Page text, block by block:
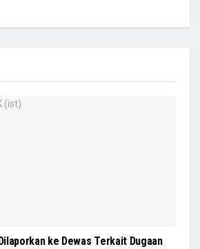
ke Dewas Terkait Dugaan